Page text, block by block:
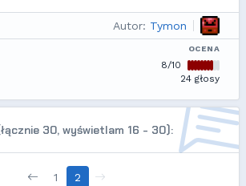
Autor: Tymon
OCENA
8/10
24 głosy
30, wyświetlam 16 - 30):
1 2